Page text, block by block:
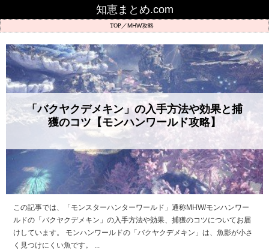
知恵まとめ.com
MHW攻略
「バクヤクデメキン」の入手方法や効果と捕
獲のコツ【モンハンワールド攻略】
この記事では、「モンスターハンターワールド」通称MHW/モンハンワー
ルドの「バクヤクデメキン」の入手方法や効果、捕獲のコツについてお届
けしています。 モンハンワールドの「バクヤクデメキン」は、魚影が小さ
く見つけにくい魚です。 ...